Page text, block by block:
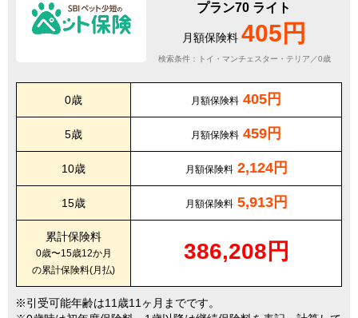
プラン70 ライト
月額保険料 405円
検索条件：トイ・マンチェスター・テリア／0歳
0歳 月額保険料 405円
5歳 月額保険料 459円
10歳 月額保険料 2,124円
15歳 月額保険料 5,913円
累計保険料
0歳〜15歳12か月
の累計保険料(月払)
386,208円
引受可能年齢は11歳11ヶ月までです。